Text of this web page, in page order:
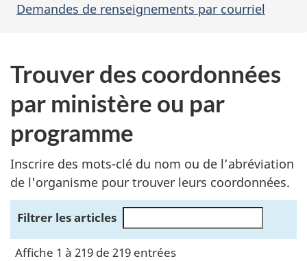
Demandes de renseignements par courriel
Trouver des coordonnées
par ministère ou par
programme
Inscrire des mots-clé du nom ou de l’abréviation
de l'organisme pour trouver leurs coordonnées.
Filtrer les articles
Affiche 1 à 219 de 219 entrées